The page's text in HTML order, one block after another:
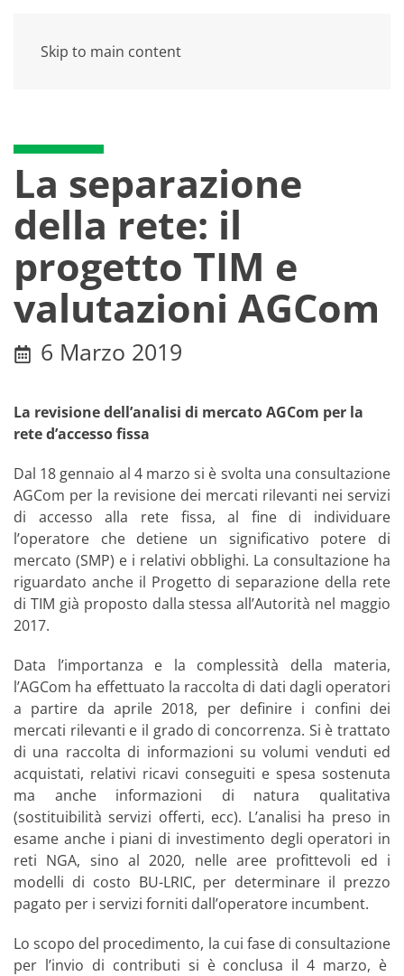
Skip to main content
La separazione
della rete: il
progetto TIM e
valutazioni AGCom
6 Marzo 2019
La revisione dell’analisi di mercato AGCom per la
rete d’accesso fissa
Dal 18 gennaio al 4 marzo si è svolta una consultazione
AGCom per la revisione dei mercati rilevanti nei servizi
di accesso alla rete fissa, al fine di individuare
l’operatore che detiene un significativo potere di
mercato (SMP) e i relativi obblighi. La consultazione ha
riguardato anche il Progetto di separazione della rete
di TIM già proposto dalla stessa all’Autorità nel maggio
2017.
Data l’importanza e la complessità della materia,
l’AGCom ha effettuato la raccolta di dati dagli operatori
a partire da aprile 2018, per definire i confini dei
mercati rilevanti e il grado di concorrenza. Si è trattato
di una raccolta di informazioni su volumi venduti ed
acquistati, relativi ricavi conseguiti e spesa sostenuta
ma anche informazioni di natura qualitativa
(sostituibilità servizi offerti, ecc). L’analisi ha preso in
esame anche i piani di investimento degli operatori in
reti NGA, sino al 2020, nelle aree profittevoli ed i
modelli di costo BU-LRIC, per determinare il prezzo
pagato per i servizi forniti dall’operatore incumbent.
Lo scopo del procedimento, la cui fase di consultazione
per l’invio di contributi si è conclusa il 4 marzo, è